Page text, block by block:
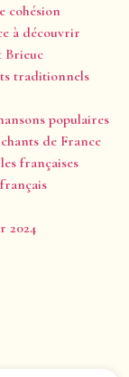
cohésion
à découvrir
Brieuc
traditionnels
populaires
de France
françaises
2024